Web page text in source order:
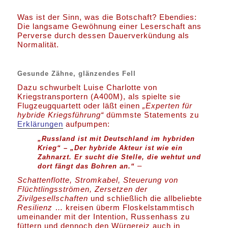
Was ist der Sinn, was die Botschaft? Ebendies:
Die langsame Gewöhnung einer Leserschaft ans
Perverse durch dessen Dauerverkündung als
Normalität.
Gesunde Zähne, glänzendes Fell
Dazu schwurbelt Luise Charlotte von
Kriegstransportern (A400M), als spielte sie
Flugzeugquartett oder läßt einen„Experten für
hybride Kriegsführung“ dümmste Statements zu
Erklärungen aufpumpen:
„Russland ist mit Deutschland im hybriden
Krieg“ – „Der hybride Akteur ist wie ein
Zahnarzt. Er sucht die Stelle, die wehtut und
dort fängt das Bohren an.“ –
Schattenflotte, Stromkabel, Steuerung von
Flüchtlingsströmen, Zersetzen der
Zivilgesellschaften und schließlich die allbeliebte
Resilienz … kreisen überm Floskelstammtisch
umeinander mit der Intention, Russenhass zu
füttern und dennoch den Würgereiz auch in